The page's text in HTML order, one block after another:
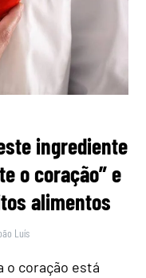
ingrediente
o coração” e
alimentos
Luís
o coração está